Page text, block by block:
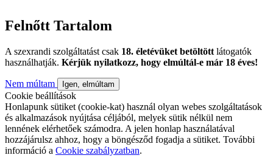
Felnőtt Tartalom
A szexrandi szolgáltatást csak 18. életévüket betöltött látogatók
használhatják. Kérjük nyilatkozz, hogy elmúltál-e már 18 éves!
Nem múltam Igen, elmúltam
Cookie beállítások
Honlapunk sütiket (cookie-kat) használ olyan webes szolgáltatások
és alkalmazások nyújtása céljából, melyek sütik nélkül nem
lennének elérhetőek számodra. A jelen honlap használatával
hozzájárulsz ahhoz, hogy a böngésződ fogadja a sütiket. További
információ a Cookie szabályzatban.